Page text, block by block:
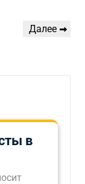
Следующая
Далее
в